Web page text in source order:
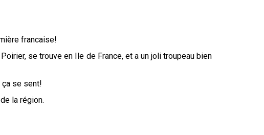
francaise!
se trouve en Ile de France, et a un joli troupeau bien
ça se sent!
la région.